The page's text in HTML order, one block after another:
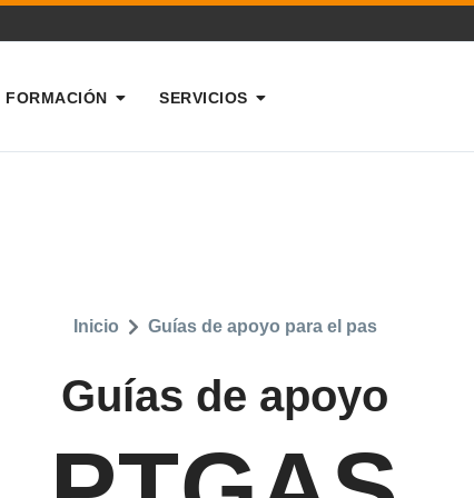
FORMACIÓN SERVICIOS
Guías de apoyo
Inicio Guías de apoyo para el pas